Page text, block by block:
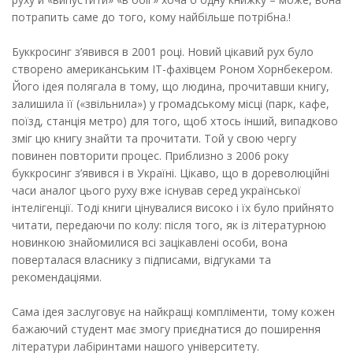
потрапить саме до того, кому найбільше потрібна.!
Буккросинг з’явився в 2001 році. Новий цікавий рух було
створено американським IT-фахівцем Роном Хорнбекером.
Його ідея полягала в тому, що людина, прочитавши книгу,
залишила її («звільнила») у громадському місці (парк, кафе,
поїзд, станція метро) для того, щоб хтось інший, випадково
зміг цю книгу знайти та прочитати. Той у свою чергу
повинен повторити процес. Приблизно з 2006 року
буккросинг з’явився і в Україні. Цікаво, що в дореволюційні
часи аналог цього руху вже існував серед української
інтелігенції. Тоді книги цінувалися високо і їх було прийнято
читати, передаючи по колу: після того, як із літературною
новинкою знайомилися всі зацікавлені особи, вона
поверталася власнику з підписами, відгуками та
рекомендаціями.
Сама ідея заслуговує на найкращі компліменти, тому кожен
бажаючий студент має змогу приєднатися до поширення
літератури лабіринтами нашого університету.